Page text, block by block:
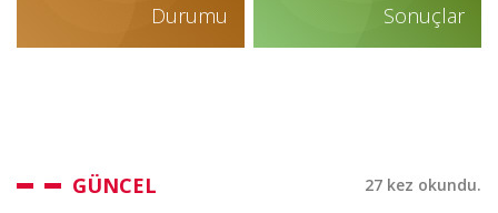
Durumu
Sonuçlar
GÜNCEL 27 kez okundu.